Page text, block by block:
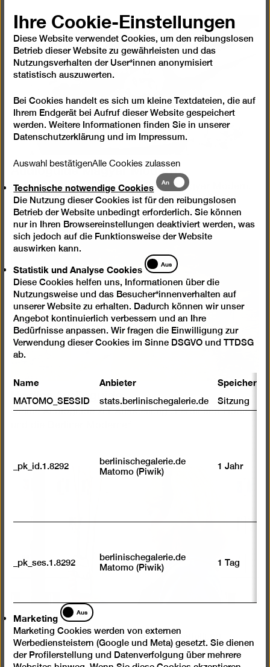
Audioguide Magyar Modern
Online Audioguide zur Ausstellung „Magyar Modern.
Ungarische Kunst in Berlin 1910–1933“
Hodler Audioguide
Online Audioguide zur Ausstellung „Ferdinand Hodler
Audiowalks
Raus in die Stadt! Audiowalks zur Ausstellung
„Anything Goes? Berliner Architekturen der 1980er
Jahre“
Ihre Cookie-Einstellungen
Diese Website verwendet Cookies, um den reibungslosen
Betrieb dieser Website zu gewährleisten und das
Nutzungsverhalten der User*innen anonymisiert
statistisch auszuwerten.
Bei Cookies handelt es sich um kleine Textdateien, die auf
Ihrem Endgerät bei Aufruf dieser Website gespeichert
werden. Weitere Informationen finden Sie in unserer
Datenschutzerklärung und im Impressum.
Auswahl bestätigenAlle Cookies zulassen
Technische notwendige Cookies
Technische
notwendige
Cookies
An
Die Nutzung dieser Cookies ist für den reibungslosen
Betrieb der Website unbedingt erforderlich. Sie können
nur in Ihren Browsereinstellungen deaktiviert werden, was
sich jedoch auf die Funktionsweise der Website
auswirken kann.
Statistik und Analyse Cookies
Statistik
und
Analyse
Cookies
Aus
Diese Cookies helfen uns, Informationen über die
Nutzungsweise und das Besucher*innenverhalten auf
unserer Website zu erhalten. Dadurch können wir unser
Angebot kontinuierlich verbessern und an Ihre
Bedürfnisse anpassen. Wir fragen die Einwilligung zur
Verwendung dieser Cookies im Sinne DSGVO und TTDSG
ab.
Name Anbieter
MATOMO_SESSID stats.berlinischegalerie.de Sitzung
_pk_id.1.8292
berlinischegalerie.de
Matomo (Piwik)
1 Jahr
_pk_ses.1.8292
berlinischegalerie.de
Matomo (Piwik)
1 Tag
Marketing
Marketing
Aus
Marketing Cookies werden von externen
Werbediensteistern (Google und Meta) gesetzt. Sie dienen
der Profilerstellung und Datenverfolgung über mehrere